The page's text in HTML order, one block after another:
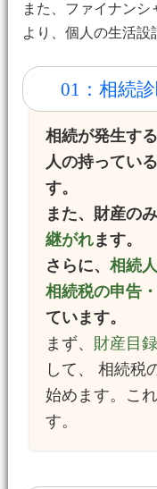
また、ファイナン
より、個人の生活設
01：相続
相続が発生す
人の持っている
す。
また、財産の
継がれます。
さらに、 相続
相続税の申告
ています。
まず、 財産目録
して、 相続税
始めます。こ
す。